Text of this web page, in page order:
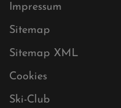
Datenschutz
Impressum